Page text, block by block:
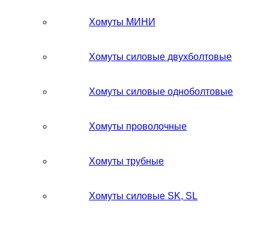
Хомуты МИНИ
Хомуты силовые двухболтовые
Хомуты силовые одноболтовые
Хомуты проволочные
Хомуты трубные
Хомуты силовые SK, SL